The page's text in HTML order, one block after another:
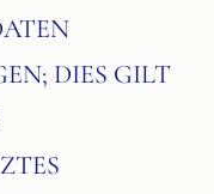
DIES GILT